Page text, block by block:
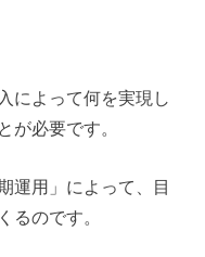
によって何を実現し
が必要です。
運用」によって、目
るのです。